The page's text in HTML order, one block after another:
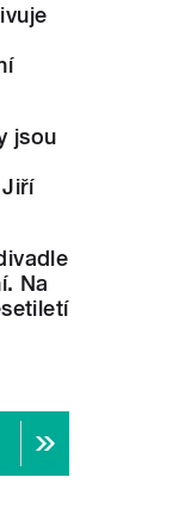
jsou
Na